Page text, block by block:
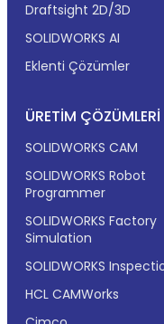
Draftsight 2D/3D
SOLIDWORKS AI
Eklenti Çözümler
ÜRETIM ÇÖZÜMLERI
SOLIDWORKS CAM
SOLIDWORKS Robot
Programmer
SOLIDWORKS Factory
Simulation
SOLIDWORKS
HCL CAMWorks